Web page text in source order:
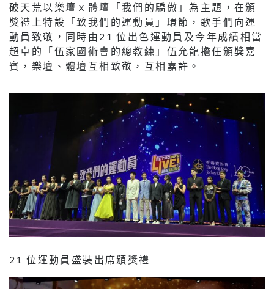
破天荒以樂壇ｘ體壇「我們的驕傲」為主題，在頒
獎禮上特設「致我們的運動員」環節，歌手們向運
動員致敬，同時由21 位出色運動員及今年成績相當
超卓的「伍家國術會的總教練」伍允龍擔任頒獎嘉
賓，樂壇、體壇互相致敬，互相嘉許。
21 位運動員盛裝出席頒獎禮